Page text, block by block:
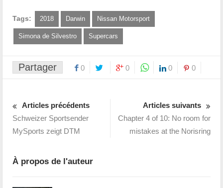
Tags: 2018 Darwin Nissan Motorsport
Simona de Silvestro Supercars
Partager 0 0 0 0
Articles précédents
Schweizer Sportsender
MySports zeigt DTM
Articles suivants
Chapter 4 of 10: No room for
mistakes at the Norisring
À propos de l'auteur